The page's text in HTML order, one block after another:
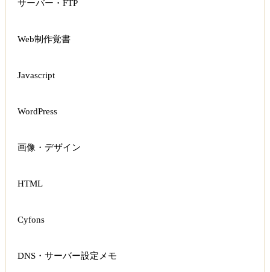
サーバー・FTP
Web制作覚書
Javascript
WordPress
画像・デザイン
HTML
Cyfons
DNS・サーバー設定メモ